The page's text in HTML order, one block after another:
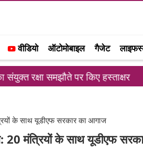
वीडियो ऑटोमोबाइल गैजेट
पर किए हस्ताक्षर
के साथ यूडीएफ सरकार का आगाज
मंत्रियों के साथ यूडीएफ